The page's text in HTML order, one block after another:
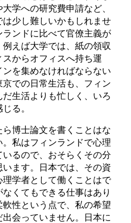
学への研究費申請など、
少し難しいかもしれませ
ンドに比べて官僚主義が
えば大学では、紙の領収
からオフィスへ持ち運
を集めなければならない
での日常生活も、フィン
生活よりも忙しく、いろ
る。
博士論文を書くことはな
私はフィンランドで心理
るので、おそらくその分
ます。日本では、その資
学者として働くことはで
くてもできる仕事はあり
軟性という点で、私の希望
会っていません。日本に